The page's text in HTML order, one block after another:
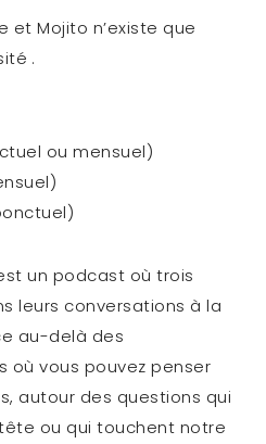
et Mojito n’existe que
.
ou mensuel)
un podcast où trois
leurs conversations à la
au-delà des
où vous pouvez penser
autour des questions qui
ou qui touchent notre